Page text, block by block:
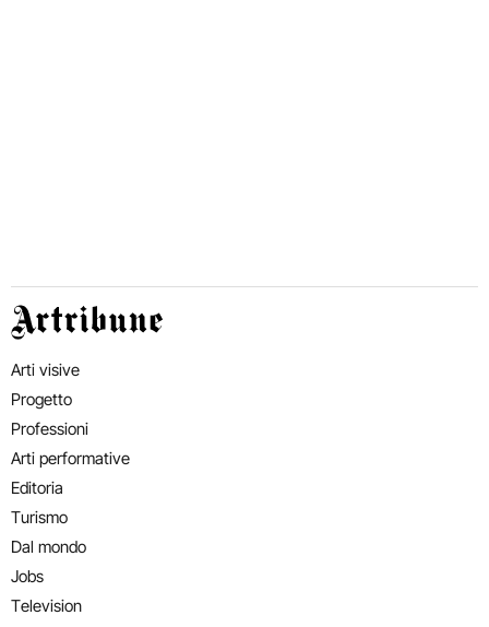
Artribune
Arti visive
Progetto
Professioni
Arti performative
Editoria
Turismo
Dal mondo
Jobs
Television